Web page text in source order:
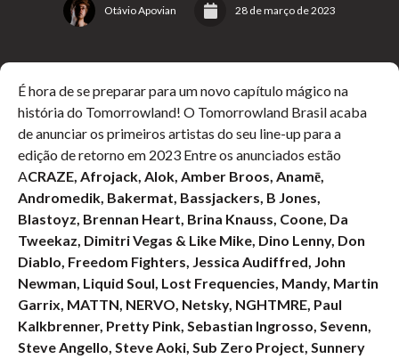
Otávio Apovian 28 de março de 2023
É hora de se preparar para um novo capítulo mágico na
história do Tomorrowland! O Tomorrowland Brasil acaba
de anunciar os primeiros artistas do seu line-up para a
edição de retorno em 2023 Entre os anunciados estão
ACRAZE, Afrojack, Alok, Amber Broos, Anamē,
Andromedik, Bakermat, Bassjackers, B Jones,
Blastoyz, Brennan Heart, Brina Knauss, Coone, Da
Tweekaz, Dimitri Vegas & Like Mike, Dino Lenny, Don
Diablo, Freedom Fighters, Jessica Audiffred, John
Newman, Liquid Soul, Lost Frequencies, Mandy, Martin
Garrix, MATTN, NERVO, Netsky, NGHTMRE, Paul
Kalkbrenner, Pretty Pink, Sebastian Ingrosso, Sevenn,
Steve Angello, Steve Aoki, Sub Zero Project, Sunnery